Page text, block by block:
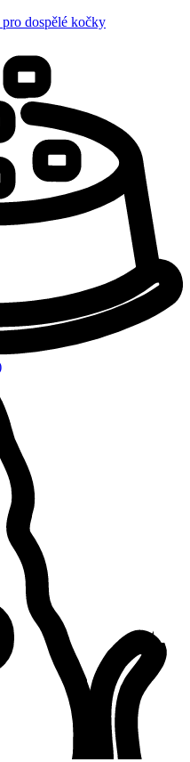
dospělé kočky